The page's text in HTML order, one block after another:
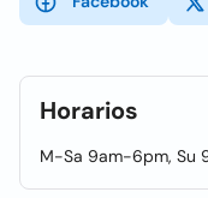
Horarios
M-Sa 9am-6pm, Su